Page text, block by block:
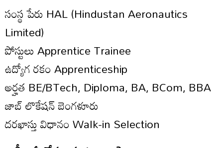
సంస్థ పేరు HAL (Hindustan Aeronautics
Limited)
పోస్టులు Apprentice Trainee
ఉద్యోగ రకం Apprenticeship
అర్హత BE/BTech, Diploma, BA, BCom, BBA
జాబ్ లొకేషన్ బెంగళూరు
దరఖాస్తు విధానం Walk-in Selection